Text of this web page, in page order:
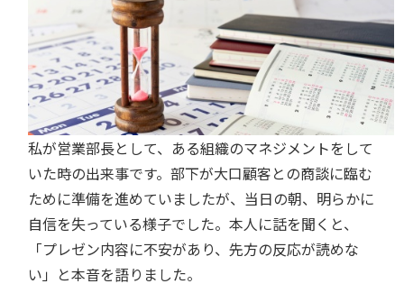
私が営業部長として、ある組織のマネジメントをして
いた時の出来事です。部下が大口顧客との商談に臨む
ために準備を進めていましたが、当日の朝、明らかに
自信を失っている様子でした。本人に話を聞くと、
「プレゼン内容に不安があり、先方の反応が読めな
い」と本音を語りました。